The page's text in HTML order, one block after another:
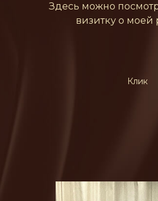
Здесь можно
визитку о моей
Клик